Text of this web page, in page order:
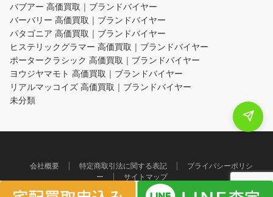
バブアー 高価買取｜ブランドバイヤー
バーバリー 高価買取｜ブランドバイヤー
パタゴニア 高価買取｜ブランドバイヤー
ヒステリックグラマー 高価買取｜ブランドバイヤー
ポータークラシック 高価買取｜ブランドバイヤー
ヨウジヤマモト 高価買取｜ブランドバイヤー
リアルマッコイズ 高価買取｜ブランドバイヤー
未分類
会社概要 特定商取引法に関する表記
プライバシーポリシ
ー
サイトマップ